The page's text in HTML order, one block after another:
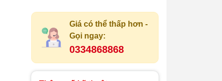
Giá có thể thấp hơn -
Gọi ngay:
0334868868